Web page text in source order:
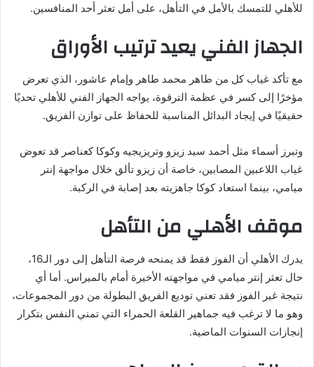
للأهلي للتمسك بالأمل في التأهل، على أمل تعثر أحد المنافسين.
الجهاز الفني يعيد ترتيب الأوراق
مع تأكد غياب كل من طاهر محمد طاهر وإمام عاشور، الذي تعرض
مؤخرًا إلى كسر في عظمة الترقوة، يواجه الجهاز الفني للأهلي تحديًا
حقيقيًا في إيجاد البدائل المناسبة للحفاظ على توازن الفريق.
وتبرز أسماء مثل أحمد سيد زيزو وتريزيجيه وكوكا كعناصر قد تعوض
غياب اللاعبين المصابين، خاصة أن زيزو تألق خلال مواجهة إنتر
ميامي، بينما استعاد كوكا جاهزيته بعد إصابة في الركبة.
موقف الأهلي من التأهل
يدرك الأهلي أن الفوز فقط قد يمنحه فرصة التأهل إلى دور الـ16،
حال تعثر إنتر ميامي في مواجهته الأخيرة أمام بالميراس. أما أي
نتيجة غير الفوز فقد تعني توديع الفريق البطولة من دور المجموعات،
وهو ما لا ترغب فيه جماهير القلعة الحمراء التي تمني النفس بتكرار
إنجازات السنوات الماضية.